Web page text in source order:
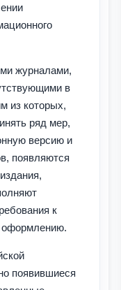
журналами,
в
из которых,
ряд мер,
версию и
появляются
к
оформлению.
появившиеся